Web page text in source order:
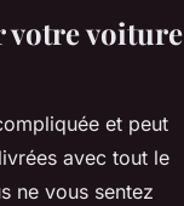
votre voiture
et peut
avec tout le
ne vous sentez